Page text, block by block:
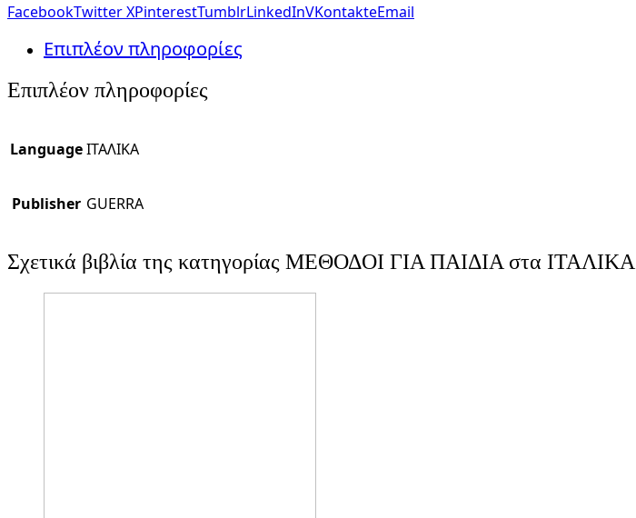
FacebookTwitter XPinterestTumblrLinkedInVKontakteEmail
Επιπλέον πληροφορίες
Επιπλέον πληροφορίες
LanguageΙΤΑΛΙΚΑ
Publisher GUERRA
Σχετικά βιβλία της κατηγορίας ΜΕΘΟΔΟΙ ΓΙΑ ΠΑΙΔΙΑ στα ΙΤΑΛΙΚΑ